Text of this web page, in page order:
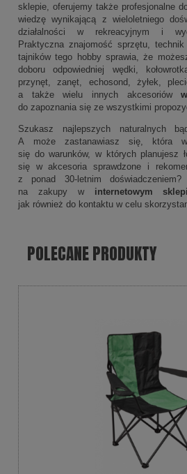
sklepie, oferujemy także profesjonalne
wiedzę wynikającą z wieloletniego
działalności w rekreacyjnym i
Praktyczna znajomość sprzętu,
tajników tego hobby sprawia, że
doboru odpowiedniej wędki,
przynęt, zanęt, echosond, żyłek,
a także wielu innych akcesoriów
do zapoznania się ze wszystkimi
Szukasz najlepszych naturalnych
A może zastanawiasz się, która
się do warunków, w których planujesz
się w akcesoria sprawdzone i
z ponad 30-letnim doświadczeniem?
na zakupy w internetowym
jak również do kontaktu w celu
POLECANE PRODUKTY